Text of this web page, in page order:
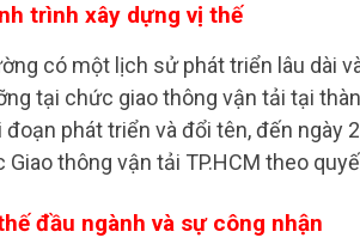
trình xây dựng vị thế
có một lịch sử phát triển lâu dài
tại chức giao thông vận tải tại
đoạn phát triển và đổi tên, đến
Giao thông vận tải TP.HCM theo
đầu ngành và sự công nhận